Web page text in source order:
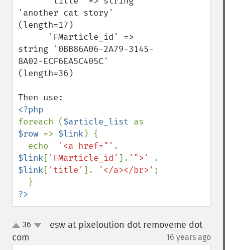
'another cat story'
(length=17)
string '0BB86A06-2A79-3145-
8A02-ECF6EA5C405C'
(length=36)
foreach ($article_list
$row => $link) {
  echo
'<a href="'
$link[ 'FMarticle_id' ]. '">'
$link[ 'title' ]. '</a></br>' ;
?>
up36
esw at pixeloution dot removeme dot
com
16 years ago